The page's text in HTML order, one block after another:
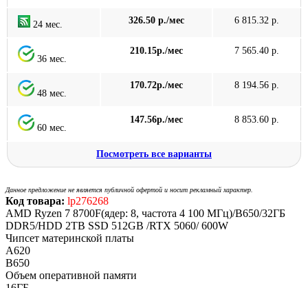
24 мес. 326.50 р./мес 6 815.32 р.
36 мес.
210.15р./мес 7 565.40 р.
48 мес.
170.72р./мес 8 194.56 р.
60 мес.
147.56р./мес 8 853.60 р.
Посмотреть все варианты
Данное предложение не является публичной офертой и носит рекламный характер.
Код товара: lp276268
AMD Ryzen 7 8700F(ядер: 8, частота 4 100 МГц)/B650/32ГБ
DDR5/HDD 2TB SSD 512GB /RTX 5060/ 600W
Чипсет материнской платы
A620
B650
Объем оперативной памяти